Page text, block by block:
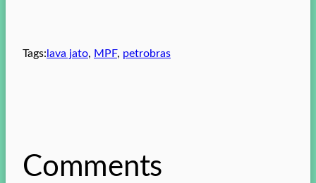
Tags: lava jato, MPF, petrobras
Comments